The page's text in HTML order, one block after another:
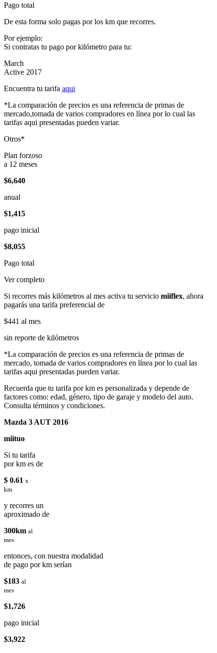
Pago total
De esta forma solo pagas por los km que recorres.
Por ejemplo:
Si contratas tu pago por kilómetro para tu:
March
Active 2017
Encuentra tu tarifa aqui
*La comparación de precios es una referencia de primas de
mercado,tomada de varios compradores en línea por lo cual las
tarifas aqui presentadas pueden variar.
Otros*
Plan forzoso
a 12 meses
$6,640
anual
$1,415
pago inicial
$8,055
Pago total
Ver completo
Si recorres más kilómetros al mes activa tu servicio miiflex, ahora
pagarás una tarifa preferencial de
$441 al mes
sin reporte de kilómetros
*La comparación de precios es una referencia de primas de
mercado, tomada de varios compradores en línea por lo cual las
tarifas aqui presentadas pueden variar.
Recuerda que tu tarifa por km es personalizada y depende de
factores como: edad, género, tipo de garaje y modelo del auto.
Consulta términos y condiciones.
Mazda 3 AUT 2016
miituo
Si tu tarifa
por km es de
$ 0.61 x
km
y recorres un
aproximado de
300km al
mes
entonces, con nuestra modalidad
de pago por km serían
$183 al
mes
$1,726
pago inicial
$3,922